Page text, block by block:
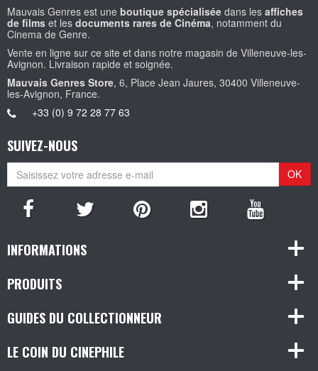
Mauvais Genres est une boutique spécialisée dans les affiches
de films et les documents rares de Cinéma, notamment du
Cinema de Genre.
Vente en ligne sur ce site et dans notre magasin de Villeneuve-les-
Avignon. Livraison rapide et soignée.
Mauvais Genres Store, 6, Place Jean Jaures, 30400 Villeneuve-
les-Avignon, France.
+33 (0) 9 72 28 77 63
SUIVEZ-NOUS
OK
INFORMATIONS
PRODUITS
GUIDES DU COLLECTIONNEUR
LE COIN DU CINEPHILE